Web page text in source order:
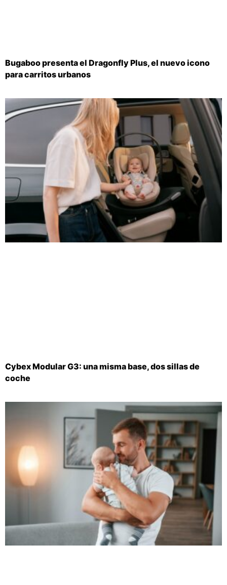
Bugaboo presenta el Dragonfly Plus, el nuevo icono
para carritos urbanos
Cybex Modular G3: una misma base, dos sillas de
coche